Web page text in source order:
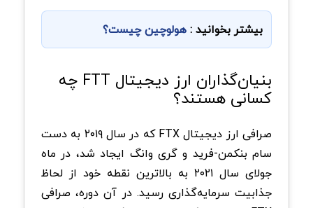
بیشتر بخوانید :هولوچین چیست؟
بنیان‌گذاران ارز دیجیتال FTT چه
کسانی هستند؟
صرافی ارز دیجیتال FTX که در سال ۲۰۱۹ به دست
سام بنکمن-فرید و گری وانگ ایجاد شد، در ماه
جولای سال ۲۰۲۱ به بالاترین نقطه خود از لحاظ
جذابیت سرمایه‌گذاری رسید. در آن دوره، صرافی